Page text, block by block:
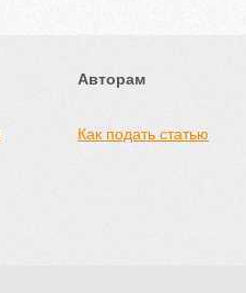
Авторам
Как подать статью